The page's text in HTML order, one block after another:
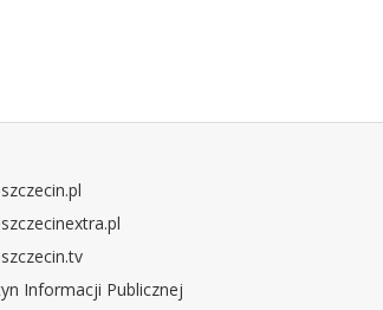
Informacji Publicznej